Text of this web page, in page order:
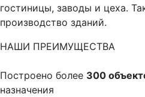
гостиницы, заводы и цеха.
производство зданий.
НАШИ ПРЕИМУЩЕСТВА
Построено более 300
назначения